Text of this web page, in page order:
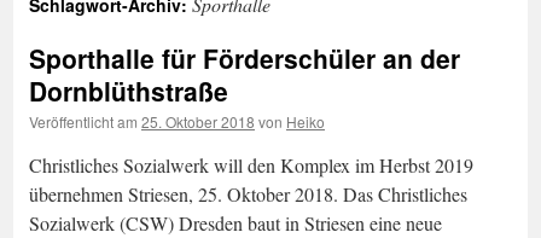
Schlagwort-Archiv:
Sporthalle für Förderschüler an der
Dornblüthstraße
Veröffentlicht am 25. Oktober 2018 von Heiko
Christliches Sozialwerk will den Komplex im Herbst 2019
übernehmen Striesen, 25. Oktober 2018. Das Christliches
Sozialwerk (CSW) Dresden baut in Striesen eine neue